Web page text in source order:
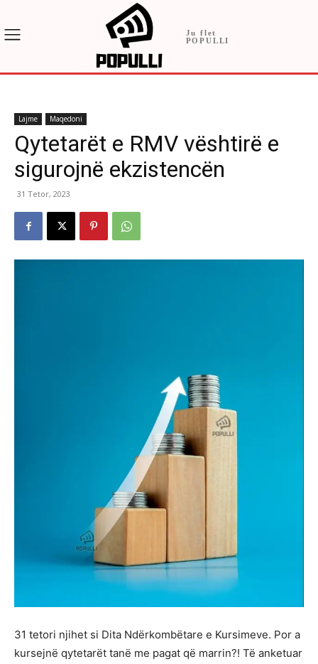
Ju flet
POPULLI
Lajme Maqedoni
Qytetarët e RMV vështirë e
sigurojnë ekzistencën
31 Tetor, 2023
31 tetori njihet si Dita Ndërkombëtare e Kursimeve. Por a
kursejnë qytetarët tanë me pagat që marrin?! Të anketuar